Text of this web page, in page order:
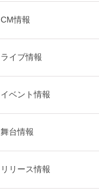
CM情報
ライブ情報
イベント情報
舞台情報
リリース情報